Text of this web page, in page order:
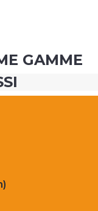
GAMME